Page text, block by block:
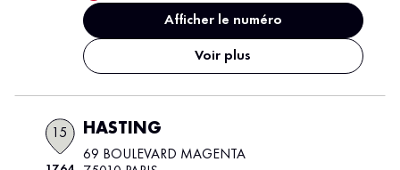
Afficher le numéro
Voir plus
15 HASTING
69 BOULEVARD MAGENTA